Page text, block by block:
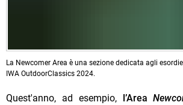
La Newcomer Area è una sezione dedicata agli
IWA OutdoorClassics 2024.
Quest'anno, ad esempio, l’Area